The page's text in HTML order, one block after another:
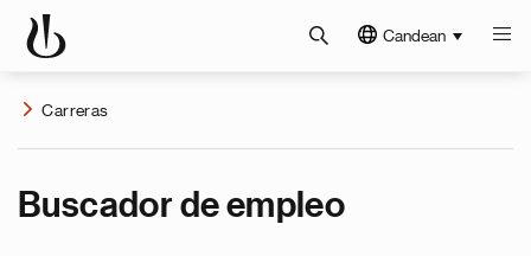
Candean
Carreras
Buscador de empleo